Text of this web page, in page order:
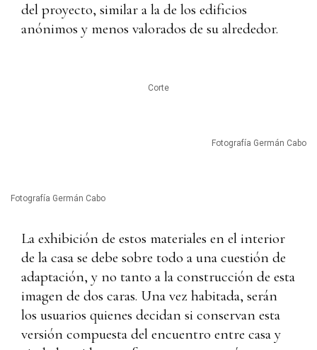
del proyecto, similar a la de los edificios
anónimos y menos valorados de su alrededor.
Corte
Fotografía Germán Cabo
Fotografía Germán Cabo
La exhibición de estos materiales en el interior
de la casa se debe sobre todo a una cuestión de
adaptación, y no tanto a la construcción de esta
imagen de dos caras. Una vez habitada, serán
los usuarios quienes decidan si conservan esta
versión compuesta del encuentro entre casa y